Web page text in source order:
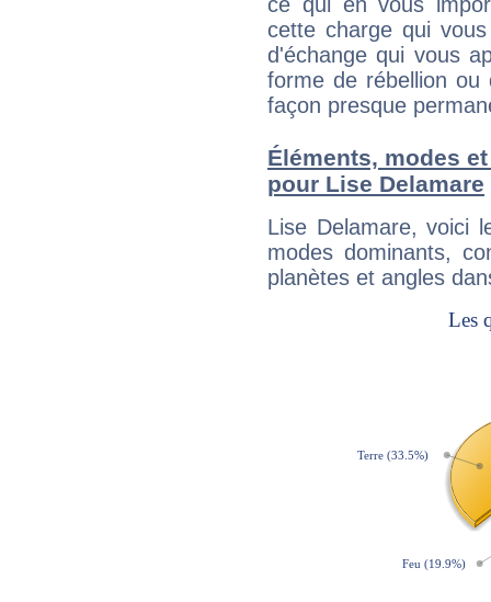
ce qui en vous
cette charge qui
d'échange qui vous
forme de rébellion ou
façon presque
Éléments, modes
pour Lise Delamare
Lise Delamare, voici
modes dominants,
planètes et angles